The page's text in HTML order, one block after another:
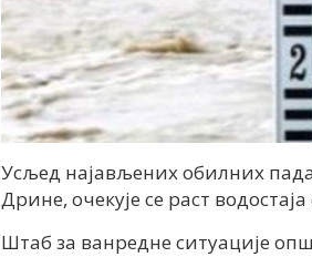
Усљед најављених обилних
Дрине, очекује се раст
Штаб за ванредне ситуације